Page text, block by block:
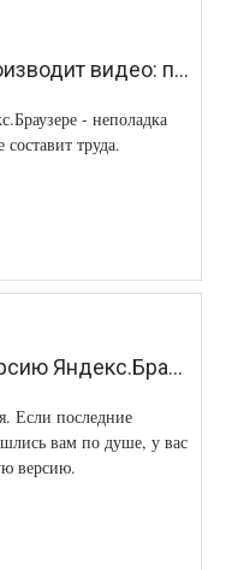
Яндекс.Браузер не воспроизводит видео: причины неполадки и способы решения
- неполадка
труда.
Как установить старую версию Яндекс.Браузера
Если последние
вам по душе, у вас
версию.